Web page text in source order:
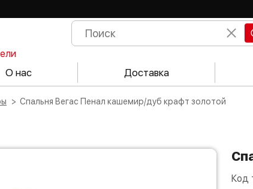
О нас Доставка
Спальня Вегас Пенал кашемир/дуб крафт золотой
Код